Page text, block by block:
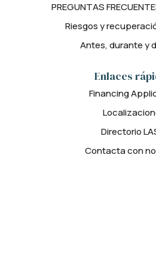
PREGUNTAS
Riesgos y
Antes, durante y
Enlaces
Financing
Directorio
Contacta con